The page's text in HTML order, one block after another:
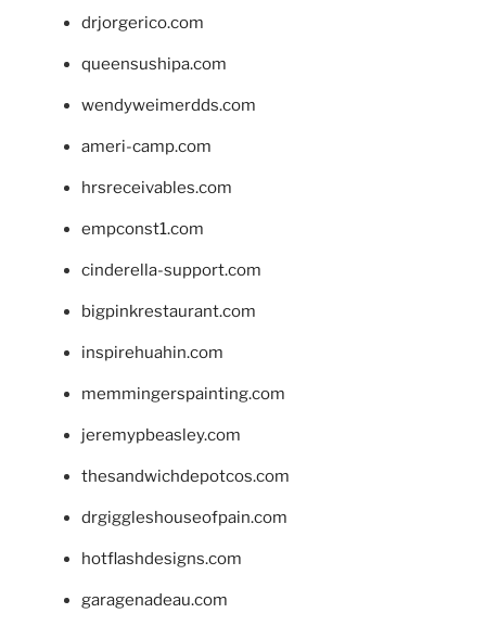
drjorgerico.com
queensushipa.com
wendyweimerdds.com
ameri-camp.com
hrsreceivables.com
empconst1.com
cinderella-support.com
bigpinkrestaurant.com
inspirehuahin.com
memmingerspainting.com
jeremypbeasley.com
thesandwichdepotcos.com
drgiggleshouseofpain.com
hotflashdesigns.com
garagenadeau.com